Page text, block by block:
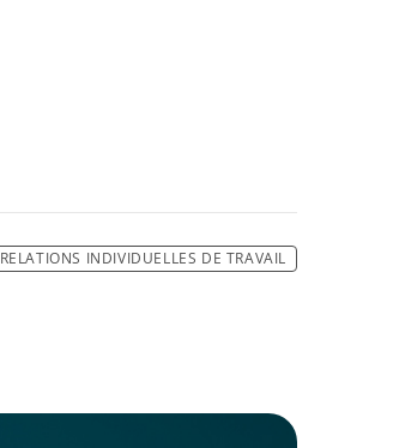
RELATIONS INDIVIDUELLES DE TRAVAIL